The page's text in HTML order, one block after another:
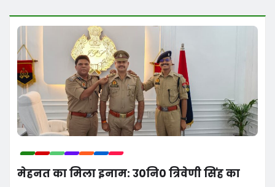
मेहनत का मिला इनाम: उ0नि0 त्रिवेणी सिंह का